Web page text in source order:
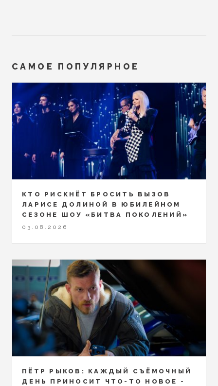
САМОЕ ПОПУЛЯРНОЕ
КТО РИСКНЁТ БРОСИТЬ ВЫЗОВ
ЛАРИСЕ ДОЛИНОЙ В ЮБИЛЕЙНОМ
СЕЗОНЕ ШОУ «БИТВА ПОКОЛЕНИЙ»
03.08.2026
ПЁТР РЫКОВ: КАЖДЫЙ СЪЁМОЧНЫЙ
ДЕНЬ ПРИНОСИТ ЧТО-ТО НОВОЕ -